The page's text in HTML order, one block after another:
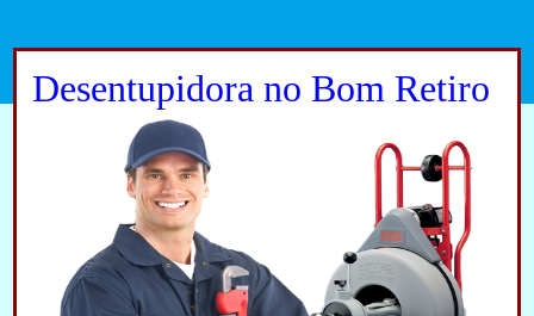
Desentupidora no Bom Retiro